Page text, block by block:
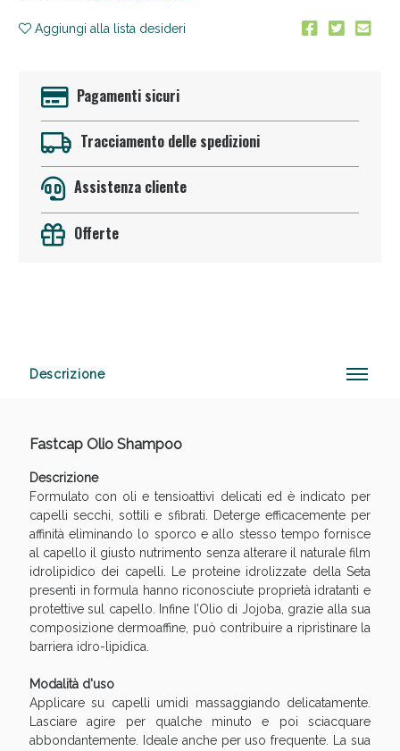
Aggiungi alla lista desideri
Pagamenti sicuri
Tracciamento delle spedizioni
Assistenza cliente
Offerte
Descrizione
Fastcap Olio Shampoo
Descrizione
Formulato con oli e tensioattivi delicati ed è indicato per
capelli secchi, sottili e sfibrati. Deterge efficacemente per
affinità eliminando lo sporco e allo stesso tempo fornisce
al capello il giusto nutrimento senza alterare il naturale film
idrolipidico dei capelli. Le proteine idrolizzate della Seta
presenti in formula hanno riconosciute proprietà idratanti e
protettive sul capello. Infine l’Olio di Jojoba, grazie alla sua
composizione dermoaffine, può contribuire a ripristinare la
barriera idro-lipidica.
Modalità d'uso
Applicare su capelli umidi massaggiando delicatamente.
Lasciare agire per qualche minuto e poi sciacquare
abbondantemente. Ideale anche per uso frequente. La sua
Anticellulite e Fanghi: Sconto fino al 40% valido
Sconto fino al 55% disponibile oggi!